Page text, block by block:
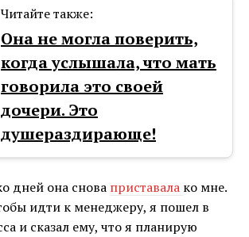
Читайте также:
Она не могла поверить,
когда услышала, что мать
говорила это своей
дочери. Это
душераздирающе!
дней она снова приставала ко мне.
идти к менеджеру, я пошел в
и сказал ему, что я планирую